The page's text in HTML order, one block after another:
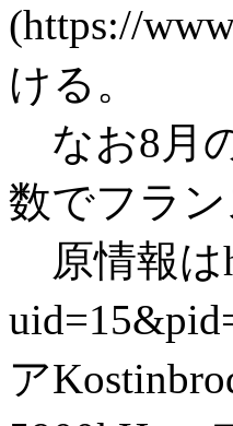
(https://
ける。
なお8月
数でフラ
原情報は
ア